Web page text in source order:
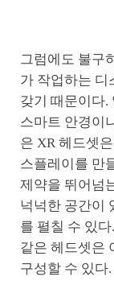
그럼에도 불구
가 작업하는 디
갖기 때문이다.
스마트 안경이
은 XR 헤드셋
스플레이를 만
제약을 뛰어넘
넉넉한 공간이
를 펼칠 수 있
같은 헤드셋은
구성할 수 있다.